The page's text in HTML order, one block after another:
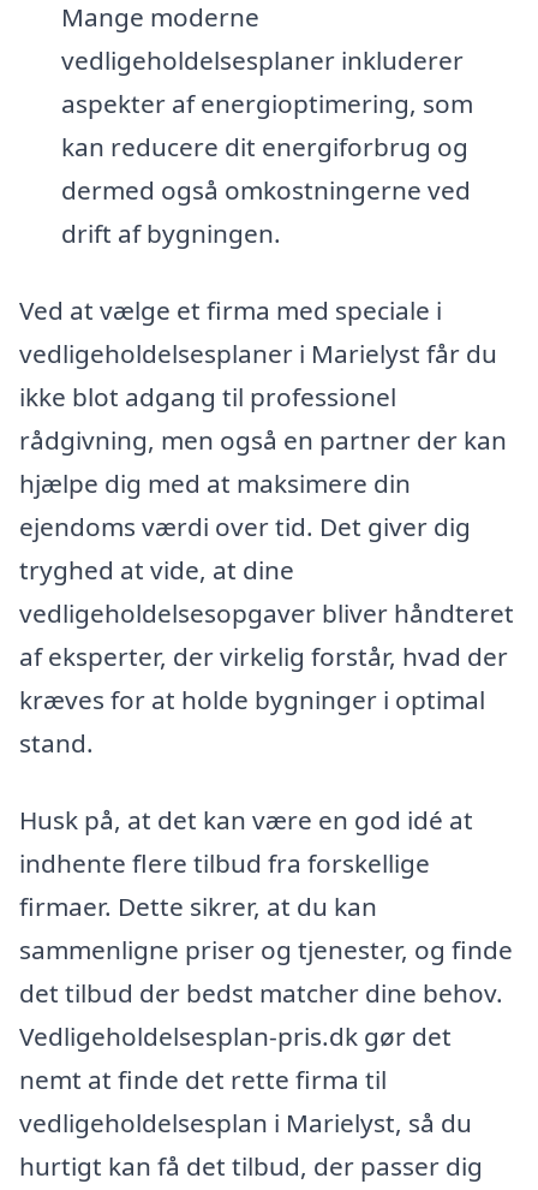
Mange moderne
vedligeholdelsesplaner inkluderer
aspekter af energioptimering, som
kan reducere dit energiforbrug og
dermed også omkostningerne ved
drift af bygningen.
Ved at vælge et firma med speciale i
vedligeholdelsesplaner i Marielyst får du
ikke blot adgang til professionel
rådgivning, men også en partner der kan
hjælpe dig med at maksimere din
ejendoms værdi over tid. Det giver dig
tryghed at vide, at dine
vedligeholdelsesopgaver bliver håndteret
af eksperter, der virkelig forstår, hvad der
kræves for at holde bygninger i optimal
stand.
Husk på, at det kan være en god idé at
indhente flere tilbud fra forskellige
firmaer. Dette sikrer, at du kan
sammenligne priser og tjenester, og finde
det tilbud der bedst matcher dine behov.
Vedligeholdelsesplan-pris.dk gør det
nemt at finde det rette firma til
vedligeholdelsesplan i Marielyst, så du
hurtigt kan få det tilbud, der passer dig